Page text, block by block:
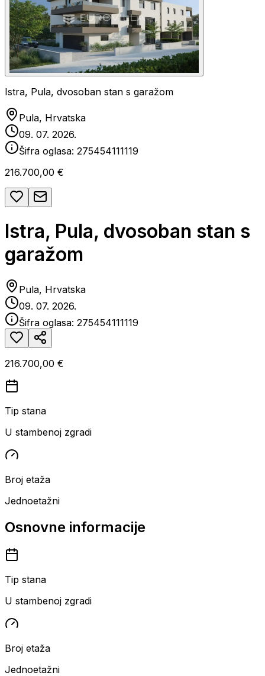
Istra, Pula, dvosoban stan s garažom
Pula, Hrvatska
09. 07. 2026.
Šifra oglasa: 275454111119
216.700,00 €
Istra, Pula, dvosoban stan s
garažom
Pula, Hrvatska
09. 07. 2026.
Šifra oglasa: 275454111119
216.700,00 €
Tip stana
U stambenoj zgradi
Broj etaža
Jednoetažni
Osnovne informacije
Tip stana
U stambenoj zgradi
Broj etaža
Jednoetažni